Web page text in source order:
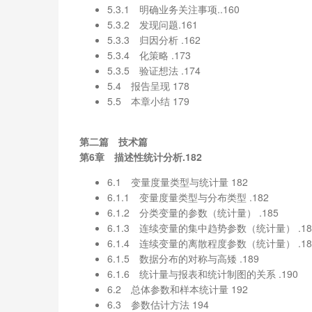
5.3.1 明确业务关注事项..160
5.3.2 发现问题.161
5.3.3 归因分析 .162
5.3.4 化策略 .173
5.3.5 验证想法 .174
5.4 报告呈现 178
5.5 本章小结 179
第二篇 技术篇
第6章 描述性统计分析.182
6.1 变量度量类型与统计量 182
6.1.1 变量度量类型与分布类型 .182
6.1.2 分类变量的参数（统计量） .185
6.1.3 连续变量的集中趋势参数（统计量）
6.1.4 连续变量的离散程度参数（统计量）
6.1.5 数据分布的对称与高矮 .189
6.1.6 统计量与报表和统计制图的关系 .190
6.2 总体参数和样本统计量 192
6.3 参数估计方法 194